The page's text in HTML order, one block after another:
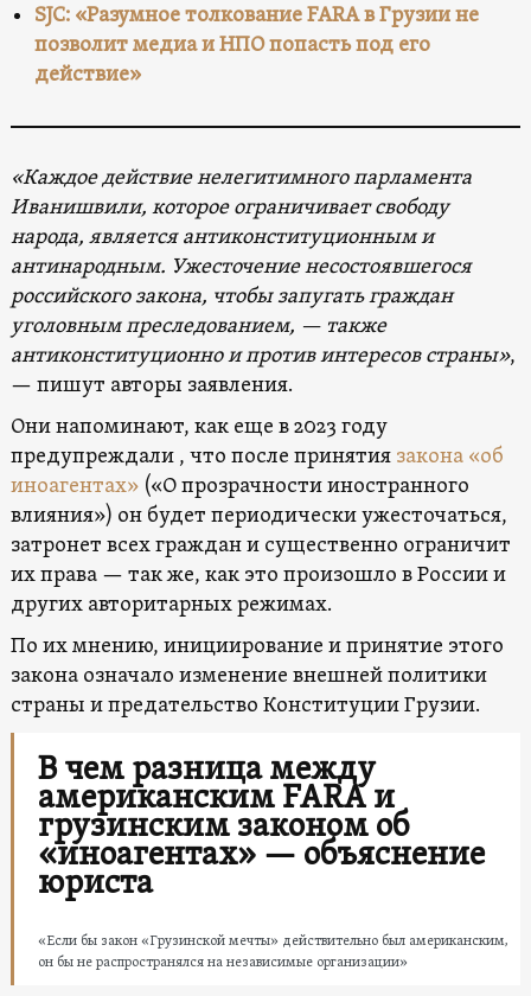
SJC: «Разумное толкование FARA в Грузии не
позволит медиа и НПО попасть под его
действие»
«Каждое действие нелегитимного парламента
Иванишвили, которое ограничивает свободу
народа, является антиконституционным и
антинародным. Ужесточение несостоявшегося
российского закона, чтобы запугать граждан
уголовным преследованием, — также
антиконституционно и против интересов страны»,
— пишут авторы заявления.
Они напоминают, как еще в 2023 году
предупреждали , что после принятия закона «об
иноагентах» («О прозрачности иностранного
влияния») он будет периодически ужесточаться,
затронет всех граждан и существенно ограничит
их права — так же, как это произошло в России и
других авторитарных режимах.
По их мнению, инициирование и принятие этого
закона означало изменение внешней политики
страны и предательство Конституции Грузии.
В чем разница между
американским FARA и
грузинским законом об
«иноагентах» — объяснение
юриста
«Если бы закон «Грузинской мечты» действительно был американским,
он бы не распространялся на независимые организации»